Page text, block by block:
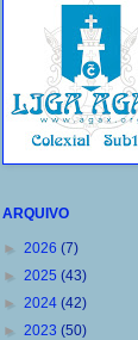
ARQUIVO
► 2026 (7)
► 2025 (43)
► 2024 (42)
► 2023 (50)